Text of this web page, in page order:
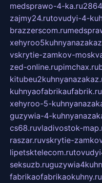
medsprawo-4-ka.ru
zajmy24.rutovudyi-4-
brazzerscom.ru
vskrytie-zamkov-
zed-online.rupimchax.ru
kuhnyaofabrikaufabrik.ru
xehyroo-5-
guzywia-4-
cs68.ruvladivostok-
raszar.ruvskrytie-
lipetsktelecom.ru
seksuzb.ru
fabrikaofabrikaokuhny.ru